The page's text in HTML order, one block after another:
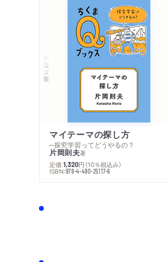
シリーズ・全集
マイテーマの探し方
─探究学習ってどうやるの？
片岡則夫著
定価:1,320円 （10％税込み）
ISBN:978-4-480-25117-6